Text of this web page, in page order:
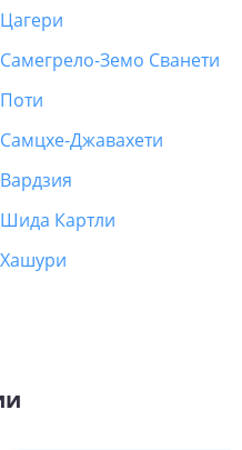
Цагери
Самегрело-Земо Сванети
Поти
Самцхе-Джавахети
Вардзия
Шида Картли
Хашури